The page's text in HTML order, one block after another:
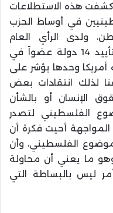
وقد كشفت هذه الاستطلاعات
في أوساط الحزب
ولدى الرأي العام
الأمريكي بشكل عام،[13] كما أن تأييد 14 دولة عضواً في
أمريكا وحدها يؤشر على
فإذا أضفنا لذلك انتقادات بعض
الإنسان أو بالشأن
الفلسطيني لتصدر
يعني أن المواجهة أحيت فكرة أن
الفلسطيني، وأن
ما يعني أن محاولة
ليس بالبساطة التي